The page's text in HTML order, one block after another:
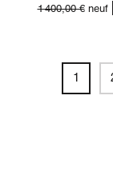
1 400,00 €neuf
1